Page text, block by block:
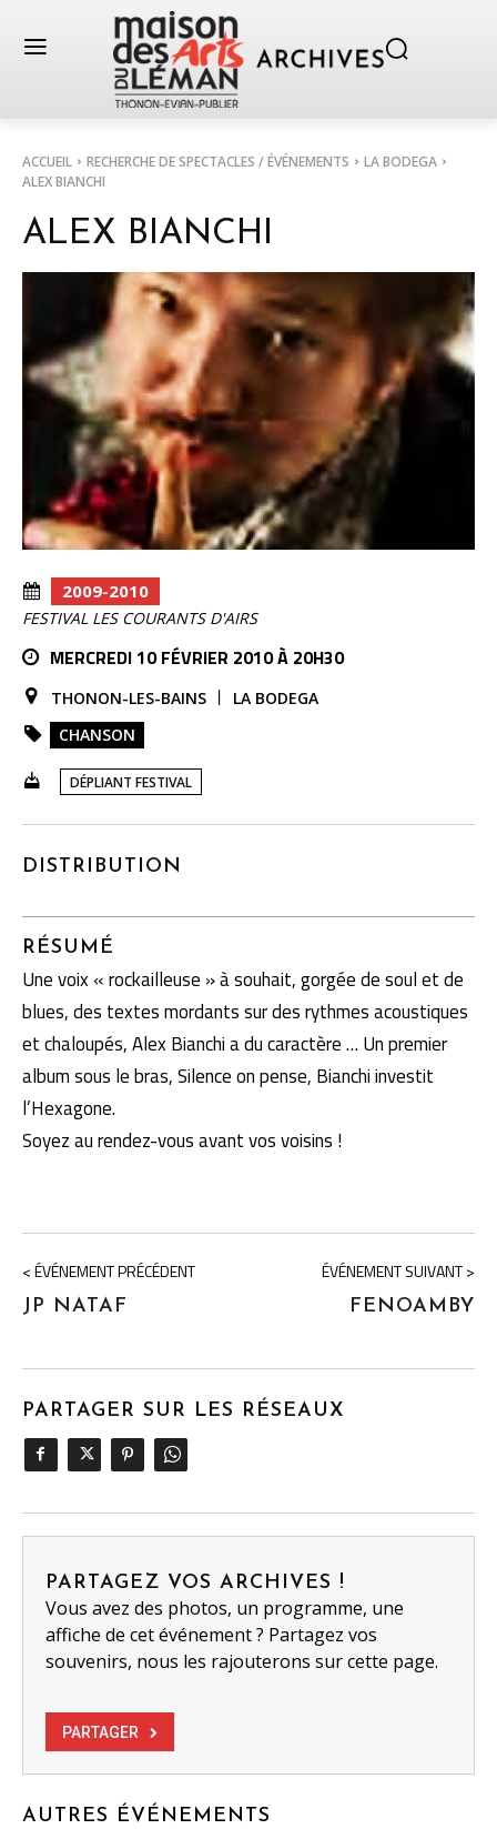
ACCUEIL RECHERCHE DE SPECTACLES / ÉVÉNEMENTS
LA BODEGA
ALEX BIANCHI
ALEX BIANCHI
2009-2010
FESTIVAL LES COURANTS D'AIRS
MERCREDI 10 FÉVRIER 2010 À 20H30
THONON-LES-BAINS
LA BODEGA
CHANSON
DÉPLIANT FESTIVAL
DISTRIBUTION
RÉSUMÉ
Une voix « rockailleuse » à souhait, gorgée de soul et de
blues, des textes mordants sur des rythmes acoustiques
et chaloupés, Alex Bianchi a du caractère … Un premier
album sous le bras, Silence on pense, Bianchi investit
l’Hexagone.
Soyez au rendez-vous avant vos voisins !
< ÉVÉNEMENT PRÉCÉDENT
JP NATAF
ÉVÉNEMENT SUIVANT >
FENOAMBY
PARTAGER SUR LES RÉSEAUX
PARTAGEZ VOS ARCHIVES !
Vous avez des photos, un programme, une
affiche de cet événement ? Partagez vos
souvenirs, nous les rajouterons sur cette page.
PARTAGER
AUTRES ÉVÉNEMENTS